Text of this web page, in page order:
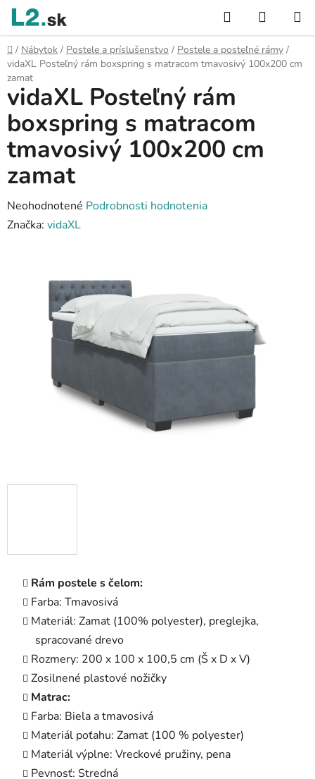
Prejsť
obsah
Hľadať
KOŠÍK
Domov
/ Nábytok / Postele a príslušenstvo / Postele a posteľné rámy /
vidaXL Posteľný rám boxspring s matracom tmavosivý 100x200 cm
zamat
Rám postele s čelom:
Farba: Tmavosivá
Materiál: Zamat (100% polyester), preglejka,
spracované drevo
Rozmery: 200 x 100 x 100,5 cm (Š x D x V)
Zosilnené plastové nožičky
Matrac:
Farba: Biela a tmavosivá
Materiál poťahu: Zamat (100 % polyester)
Materiál výplne: Vreckové pružiny, pena
Pevnosť: Stredná
vidaXL Posteľný rám
boxspring s matracom
tmavosivý 100x200 cm
zamat
Priemerné
hodnotenie
hviezdičiek.
Neohodnotené Podrobnosti hodnotenia
Značka: vidaXL